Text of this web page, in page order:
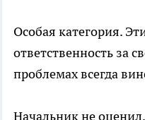
Особая категория.
ответственность за
проблемах всегда
Начальник не